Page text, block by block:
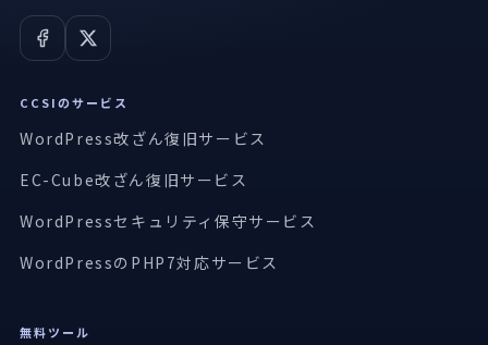
CCSIのサービス
WordPress改ざん復旧サービス
EC-Cube改ざん復旧サービス
WordPressセキュリティ保守サービス
WordPressのPHP7対応サービス
無料ツール